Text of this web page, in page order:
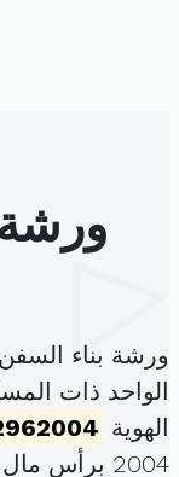
ورشة
ورشة بناء
الواحد ذات
الهوية
2004 برأس مال قدره